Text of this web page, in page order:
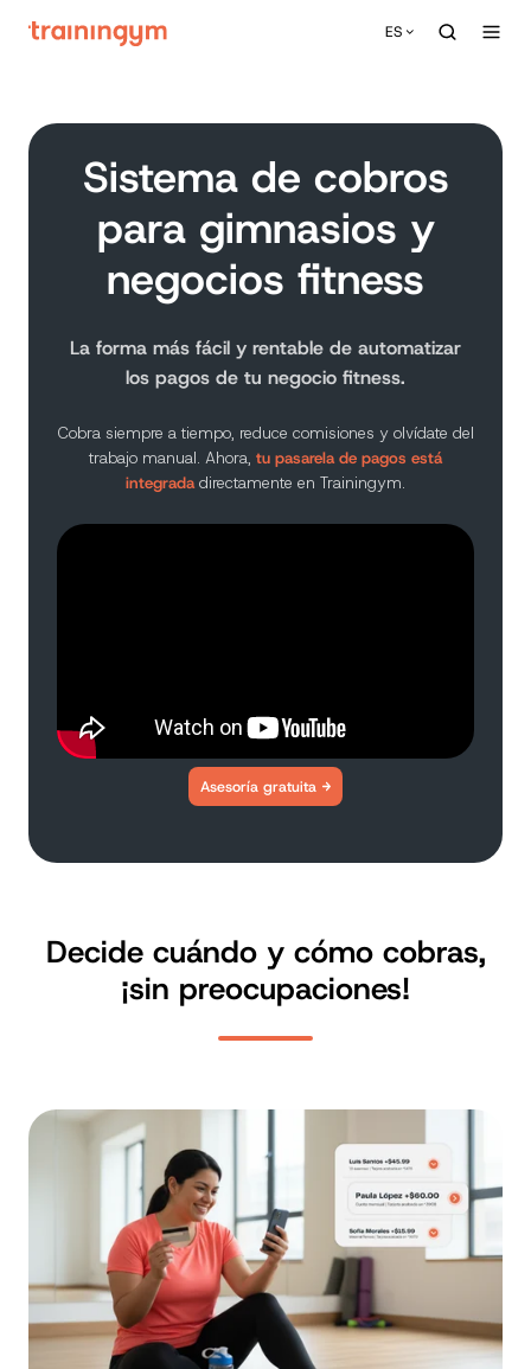
ES
Sistema de cobros
para gimnasios y
negocios fitness
La forma más fácil y rentable de automatizar
los pagos de tu negocio fitness.
Cobra siempre a tiempo, reduce comisiones y olvídate del
trabajo manual. Ahora, tu pasarela de pagos está
integradadirectamente en Trainingym.
Asesoría gratuita
Decide cuándo y cómo cobras,
¡sin preocupaciones!